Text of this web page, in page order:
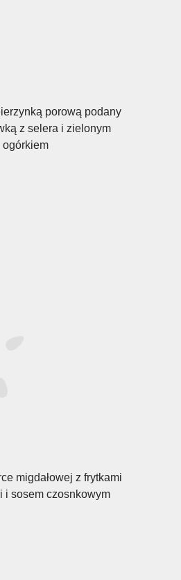
porową podany
z selera i zielonym
ogórkiem
migdałowej z frytkami
i sosem czosnkowym